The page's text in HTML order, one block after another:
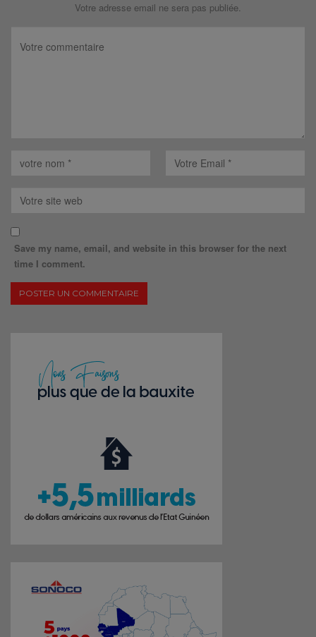
Votre adresse email ne sera pas publiée.
Save my name, email, and website in this browser for the next
time I comment.